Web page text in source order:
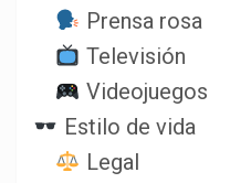
Prensa rosa
Televisión
Videojuegos
Estilo de vida
Legal